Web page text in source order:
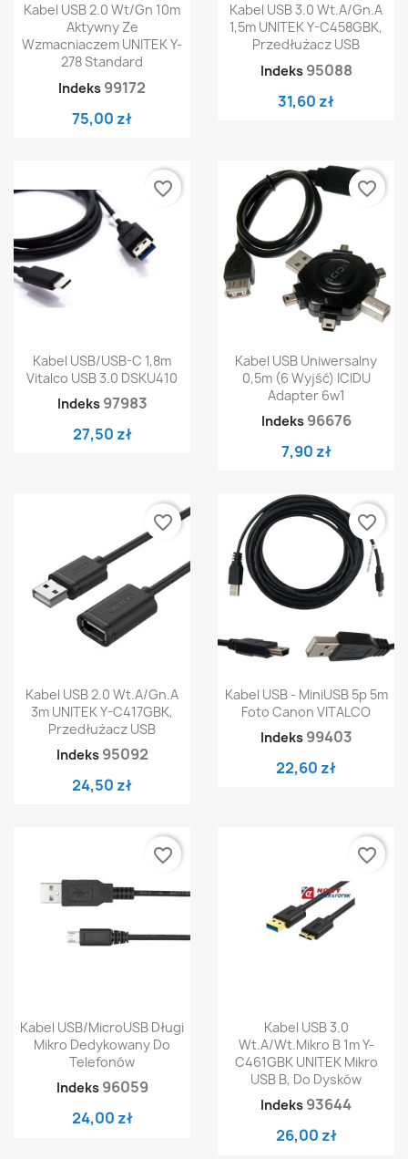
Kabel USB 2.0 Wt/Gn 10m
Aktywny Ze
Wzmacniaczem UNITEK Y-
278 Standard
Indeks 99172
75,00 zł
Kabel USB 3.0 Wt.A/Gn.A
1,5m UNITEK Y-C458GBK,
Przedłużacz USB
Indeks 95088
31,60 zł
Kabel USB/USB-C 1,8m
Vitalco USB 3.0 DSKU410
Indeks 97983
27,50 zł
favorite_border
Kabel USB Uniwersalny
0,5m (6 Wyjść) ICIDU
Adapter 6w1
Indeks 96676
7,90 zł
favorite_border
Kabel USB 2.0 Wt.A/Gn.A
3m UNITEK Y-C417GBK,
Przedłużacz USB
Indeks 95092
24,50 zł
favorite_border
Kabel USB - MiniUSB 5p 5m
Foto Canon VITALCO
Indeks 99403
22,60 zł
favorite_border
Kabel USB/MicroUSB Długi
Mikro Dedykowany Do
Telefonów
Indeks 96059
24,00 zł
favorite_border
Kabel USB 3.0
Wt.A/Wt.Mikro B 1m Y-
C461GBK UNITEK Mikro
USB B, Do Dysków
Indeks 93644
26,00 zł
favorite_border